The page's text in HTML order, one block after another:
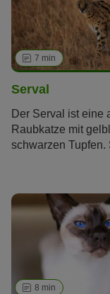
Katzen sind sehr
und sollten nur in
kommen.
7 min
Serval
Der Serval ist eine
Raubkatze mit
schwarzen Tupfen.
Savannah-Katzen
Kreuzung zwischen
Hauskatze. Doch
Wildtier und gehört
Privathaushalt.
8 min